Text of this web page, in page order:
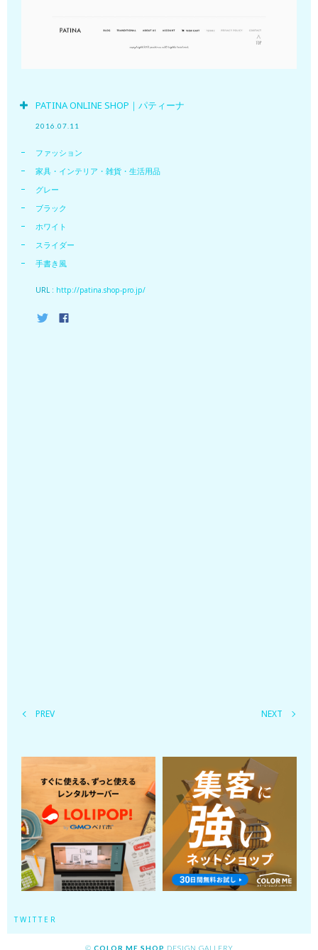
PATINA ONLINE SHOP｜パティーナ
2016.07.11
ファッション
家具・インテリア・雑貨・生活用品
グレー
ブラック
ホワイト
スライダー
手書き風
URL : http://patina.shop-pro.jp/
PREV NEXT
TWITTER
© COLOR ME SHOP DESIGN GALLERY